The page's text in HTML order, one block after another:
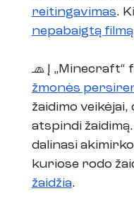
reitingavimas.
nepabaigtą filmą
🧢 Į „Minecraft“
žmonės
žaidimo veikėjai,
atspindi
dalinasi
kuriose rodo
žaidžia.